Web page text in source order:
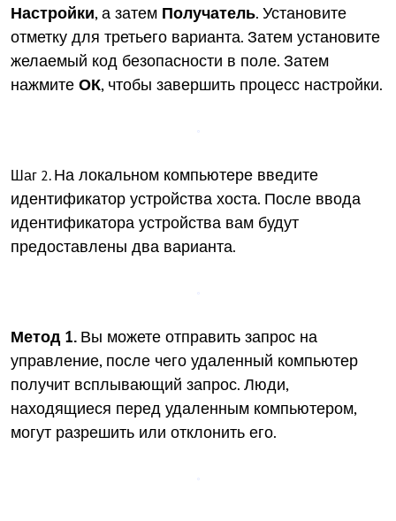
Настройки, а затем Получатель. Установите
отметку для третьего варианта. Затем установите
желаемый код безопасности в поле. Затем
нажмите ОК, чтобы завершить процесс настройки.
Шаг 2. На локальном компьютере введите
идентификатор устройства хоста. После ввода
идентификатора устройства вам будут
предоставлены два варианта.
Метод 1. Вы можете отправить запрос на
управление, после чего удаленный компьютер
получит всплывающий запрос. Люди,
находящиеся перед удаленным компьютером,
могут разрешить или отклонить его.